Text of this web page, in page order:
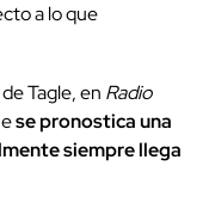
a lo que
Tagle, en Radio
se pronostica una
siempre llega